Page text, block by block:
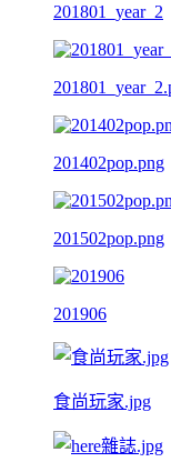
201801_year_2
201402pop.png
201502pop.png
201906
食尚玩家.jpg